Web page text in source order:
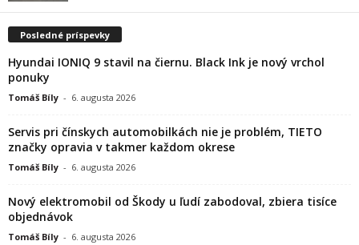
Posledné príspevky
Hyundai IONIQ 9 stavil na čiernu. Black Ink je nový vrchol
ponuky
Tomáš Bíly - 6. augusta 2026
Servis pri čínskych automobilkách nie je problém, TIETO
značky opravia v takmer každom okrese
Tomáš Bíly - 6. augusta 2026
Nový elektromobil od Škody u ľudí zabodoval, zbiera tisíce
objednávok
Tomáš Bíly - 6. augusta 2026